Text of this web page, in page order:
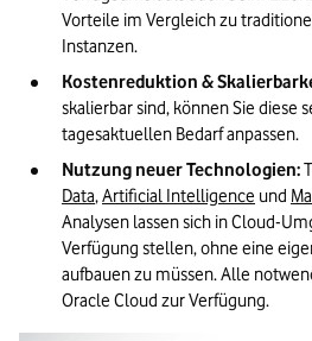
Vorteile im Vergleich zu
Instanzen.
Kostenreduktion &
skalierbar sind, können Sie diese
tagesaktuellen Bedarf anpassen.
Nutzung neuer Technologien:
Data, Artificial Intelligence und
Analysen lassen sich in Cloud-
Verfügung stellen, ohne eine
aufbauen zu müssen. Alle
Oracle Cloud zur Verfügung.